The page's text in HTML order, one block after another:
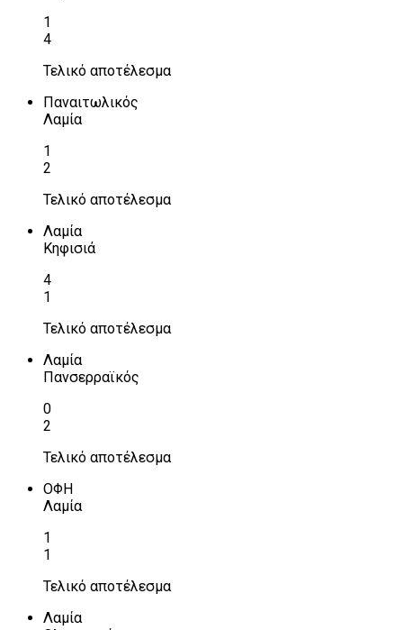
1
4
Τελικό αποτέλεσμα
Παναιτωλικός
Λαμία
1
2
Τελικό αποτέλεσμα
Λαμία
Κηφισιά
4
1
Τελικό αποτέλεσμα
Λαμία
Πανσερραϊκός
0
2
Τελικό αποτέλεσμα
ΟΦΗ
Λαμία
1
1
Τελικό αποτέλεσμα
Λαμία